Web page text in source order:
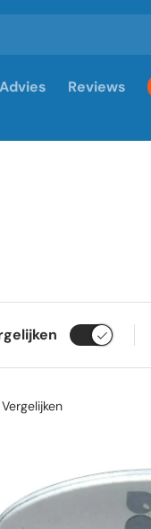
Advies Reviews
Vergelijken